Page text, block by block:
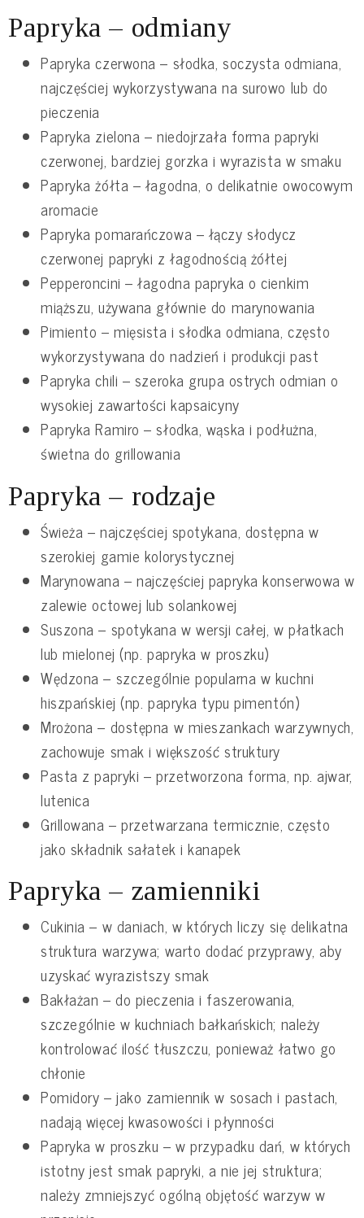
Papryka – odmiany
Papryka czerwona – słodka, soczysta odmiana,
najczęściej wykorzystywana na surowo lub do
pieczenia
Papryka zielona – niedojrzała forma papryki
czerwonej, bardziej gorzka i wyrazista w smaku
Papryka żółta – łagodna, o delikatnie owocowym
aromacie
Papryka pomarańczowa – łączy słodycz
czerwonej papryki z łagodnością żółtej
Pepperoncini – łagodna papryka o cienkim
miąższu, używana głównie do marynowania
Pimiento – mięsista i słodka odmiana, często
wykorzystywana do nadzień i produkcji past
Papryka chili – szeroka grupa ostrych odmian o
wysokiej zawartości kapsaicyny
Papryka Ramiro – słodka, wąska i podłużna,
świetna do grillowania
Papryka – rodzaje
Świeża – najczęściej spotykana, dostępna w
szerokiej gamie kolorystycznej
Marynowana – najczęściej papryka konserwowa w
zalewie octowej lub solankowej
Suszona – spotykana w wersji całej, w płatkach
lub mielonej (np. papryka w proszku)
Wędzona – szczególnie popularna w kuchni
hiszpańskiej (np. papryka typu pimentón)
Mrożona – dostępna w mieszankach warzywnych,
zachowuje smak i większość struktury
Pasta z papryki – przetworzona forma, np. ajwar,
lutenica
Grillowana – przetwarzana termicznie, często
jako składnik sałatek i kanapek
Papryka – zamienniki
Cukinia – w daniach, w których liczy się delikatna
struktura warzywa; warto dodać przyprawy, aby
uzyskać wyrazistszy smak
Bakłażan – do pieczenia i faszerowania,
szczególnie w kuchniach bałkańskich; należy
kontrolować ilość tłuszczu, ponieważ łatwo go
chłonie
Pomidory – jako zamiennik w sosach i pastach,
nadają więcej kwasowości i płynności
Papryka w proszku – w przypadku dań, w których
istotny jest smak papryki, a nie jej struktura;
należy zmniejszyć ogólną objętość warzyw w